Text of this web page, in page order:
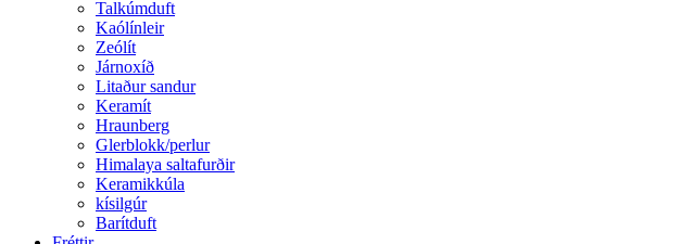
Talkúmduft
Kaólínleir
Zeólít
Járnoxíð
Litaður sandur
Keramít
Hraunberg
Glerblokk/perlur
Himalaya saltafurðir
Keramikkúla
kísilgúr
Barítduft